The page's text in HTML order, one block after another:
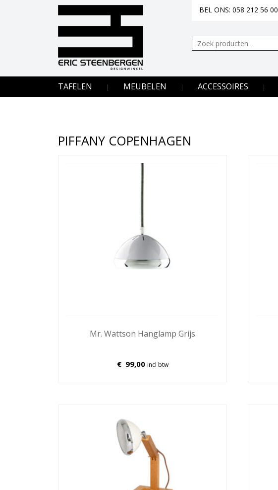
BEL ONS: 058 212 56 00
Zoeken:
TAFELEN MEUBELEN ACCESSOIRES
PIFFANY COPENHAGEN
Mr. Wattson Hanglamp Grijs
€ 99,00 incl btw